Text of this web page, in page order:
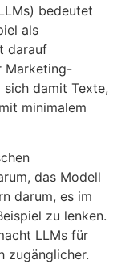
bedeutet
als
darauf
Marketing-
damit Texte,
minimalem
das Modell
darum, es im
zu lenken.
LLMs für
zugänglicher.